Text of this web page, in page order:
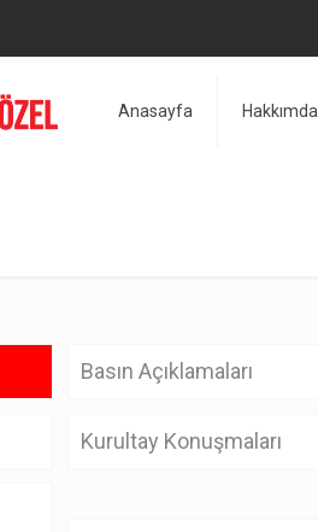
Anasayfa Hakkımda
Basın Açıklamaları
Kurultay Konuşmaları